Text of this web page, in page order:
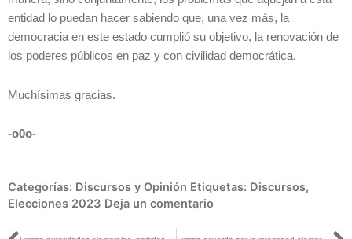
entidad lo puedan hacer sabiendo que, una vez más, la
democracia en este estado cumplió su objetivo, la renovación de
los poderes públicos en paz y con civilidad democrática.
Muchísimas gracias.
-o0o-
Categorías: Discursos y Opinión Etiquetas: Discursos,
Elecciones 2023 Deja un comentario